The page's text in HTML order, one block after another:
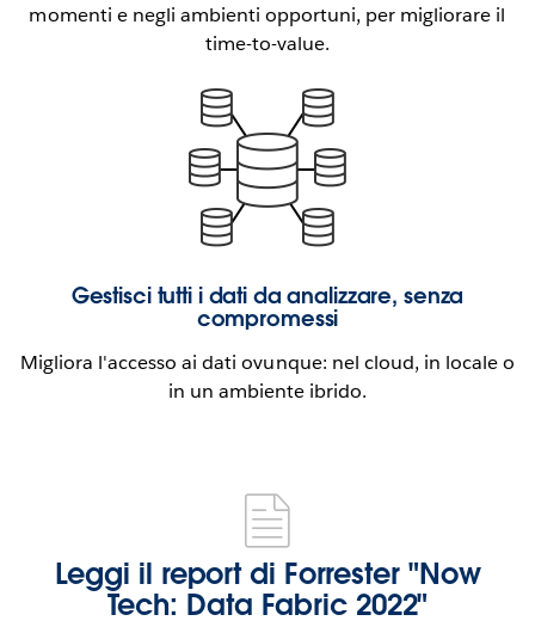
momenti e negli ambienti opportuni, per migliorare il
time-to-value.
Gestisci tutti i dati da analizzare, senza
compromessi
Migliora l'accesso ai dati ovunque: nel cloud, in locale o
in un ambiente ibrido.
Leggi il report di Forrester "Now
Tech: Data Fabric 2022"